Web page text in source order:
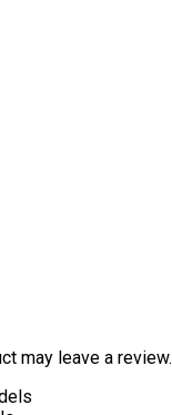
may leave a review.